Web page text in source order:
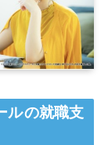
ルの就職支